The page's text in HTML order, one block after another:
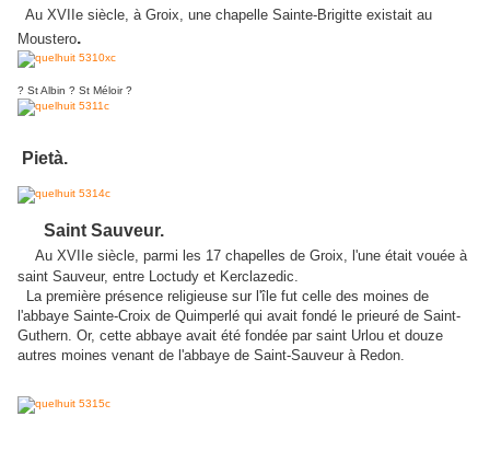
Au XVIIe siècle, à Groix, une chapelle Sainte-Brigitte existait au
Moustero.
? St Albin ? St Méloir ?
Pietà.
Saint Sauveur.
Au XVIIe siècle, parmi les 17 chapelles de Groix, l'une était vouée à
saint Sauveur, entre Loctudy et Kerclazedic.
La première présence religieuse sur l'île fut celle des moines de
l'abbaye Sainte-Croix de Quimperlé qui avait fondé le prieuré de Saint-
Guthern. Or, cette abbaye avait été fondée par saint Urlou et douze
autres moines venant de l'abbaye de Saint-Sauveur à Redon.